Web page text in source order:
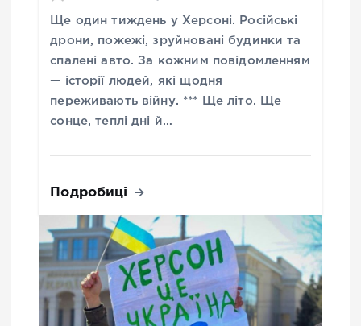
Ще один тиждень у Херсоні. Російські
дрони, пожежі, зруйновані будинки та
спалені авто. За кожним повідомленням
— історії людей, які щодня
переживають війну. *** Ще літо. Ще
сонце, теплі дні й…
Подробиці